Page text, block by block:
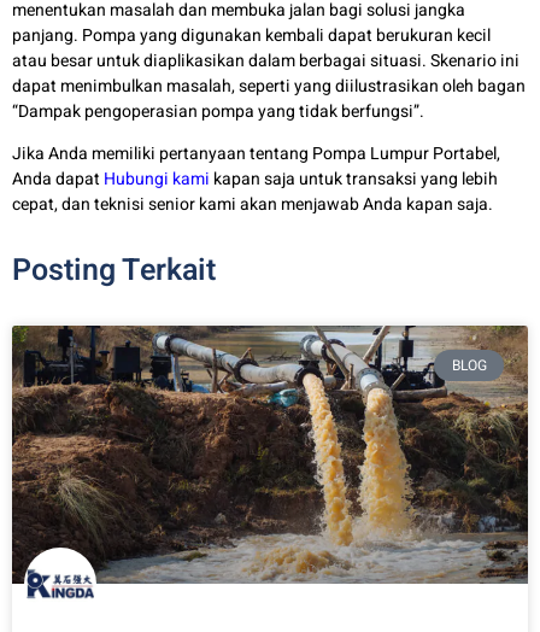
menentukan masalah dan membuka jalan bagi solusi jangka
panjang. Pompa yang digunakan kembali dapat berukuran kecil
atau besar untuk diaplikasikan dalam berbagai situasi. Skenario ini
dapat menimbulkan masalah, seperti yang diilustrasikan oleh bagan
“Dampak pengoperasian pompa yang tidak berfungsi”.
Jika Anda memiliki pertanyaan tentang Pompa Lumpur Portabel,
Anda dapat Hubungi kami kapan saja untuk transaksi yang lebih
cepat, dan teknisi senior kami akan menjawab Anda kapan saja.
Posting Terkait
BLOG